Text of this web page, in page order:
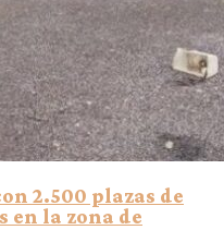
2.500 plazas de
en la zona de